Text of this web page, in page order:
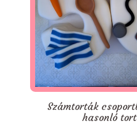
Számtorták
hasonló